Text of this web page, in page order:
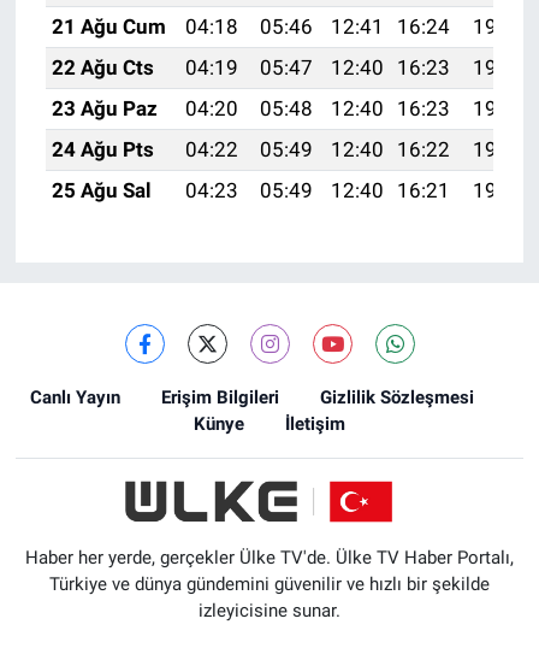
21 Ağu Cum
04:18 05:46 12:41 16:24
19:25
22 Ağu Cts
04:19 05:47 12:40 16:23
19:24
23 Ağu Paz
04:20 05:48 12:40 16:23
19:22
24 Ağu Pts
04:22 05:49 12:40 16:22
19:21
25 Ağu Sal
04:23 05:49 12:40 16:21 19:20
Canlı Yayın Erişim Bilgileri
Gizlilik Sözleşmesi
Künye
İletişim
Haber her yerde, gerçekler Ülke TV'de. Ülke TV Haber Portalı,
Türkiye ve dünya gündemini güvenilir ve hızlı bir şekilde
izleyicisine sunar.